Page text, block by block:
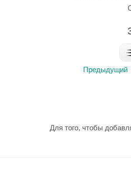
Предыдущий
Для того, чтобы